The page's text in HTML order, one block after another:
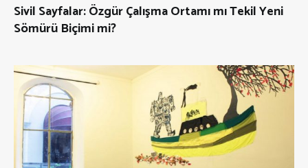
Sivil Sayfalar: Özgür Çalışma Ortamı mı Tekil Yeni
Sömürü Biçimi mi?